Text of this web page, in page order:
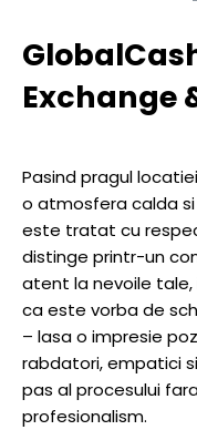
Exchange
Pasind pragul
o atmosfera calda
este tratat cu
distinge printr-un
atent la nevoile
ca este vorba de
– lasa o impresie
rabdatori, empatici
pas al procesului
profesionalism.